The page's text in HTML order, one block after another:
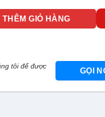
GXW4224 số lượng
THÊM GIỎ HÀNG
tôi để được
GỌI